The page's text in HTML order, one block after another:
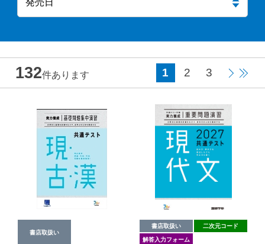
132件あります 1 2 3
書店取扱い
書店取扱い 二次元コード
解答入力フォーム